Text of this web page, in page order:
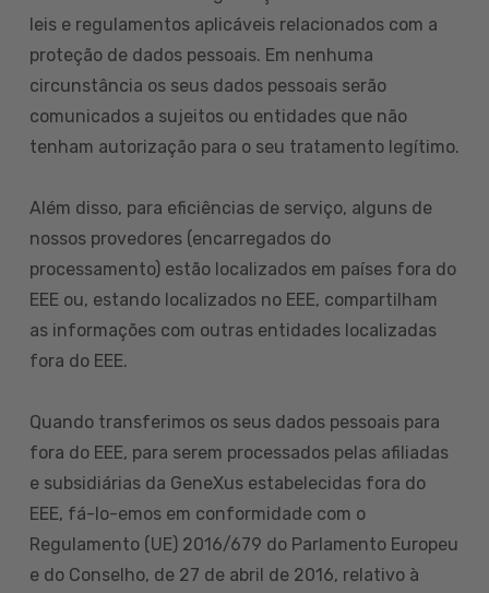
leis e regulamentos aplicáveis relacionados com a
proteção de dados pessoais. Em nenhuma
circunstância os seus dados pessoais serão
comunicados a sujeitos ou entidades que não
tenham autorização para o seu tratamento legítimo.
Além disso, para eficiências de serviço, alguns de
nossos provedores (encarregados do
processamento) estão localizados em países fora do
EEE ou, estando localizados no EEE, compartilham
as informações com outras entidades localizadas
fora do EEE.
Quando transferimos os seus dados pessoais para
fora do EEE, para serem processados pelas afiliadas
e subsidiárias da GeneXus estabelecidas fora do
EEE, fá-lo-emos em conformidade com o
Regulamento (UE) 2016/679 do Parlamento Europeu
e do Conselho, de 27 de abril de 2016, relativo à